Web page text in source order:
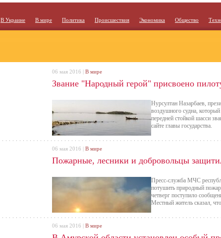
В Украине В мире Политика Происшествия Экономика Общество
Звание "Народный герой" присвоено
Нурсултан Назарбаев,
воздушного судна,
передней стойкой шасси
сайте главы государства.
06 мая 2016 | В мире
Пожарные, лесники и добровольцы
Пресс-служба МЧС
потушить природный
четверг поступило
Местный житель сказал,
06 мая 2016 | В мире
06 мая 2016 | В мире